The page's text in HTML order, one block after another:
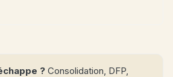
? Consolidation, DFP,